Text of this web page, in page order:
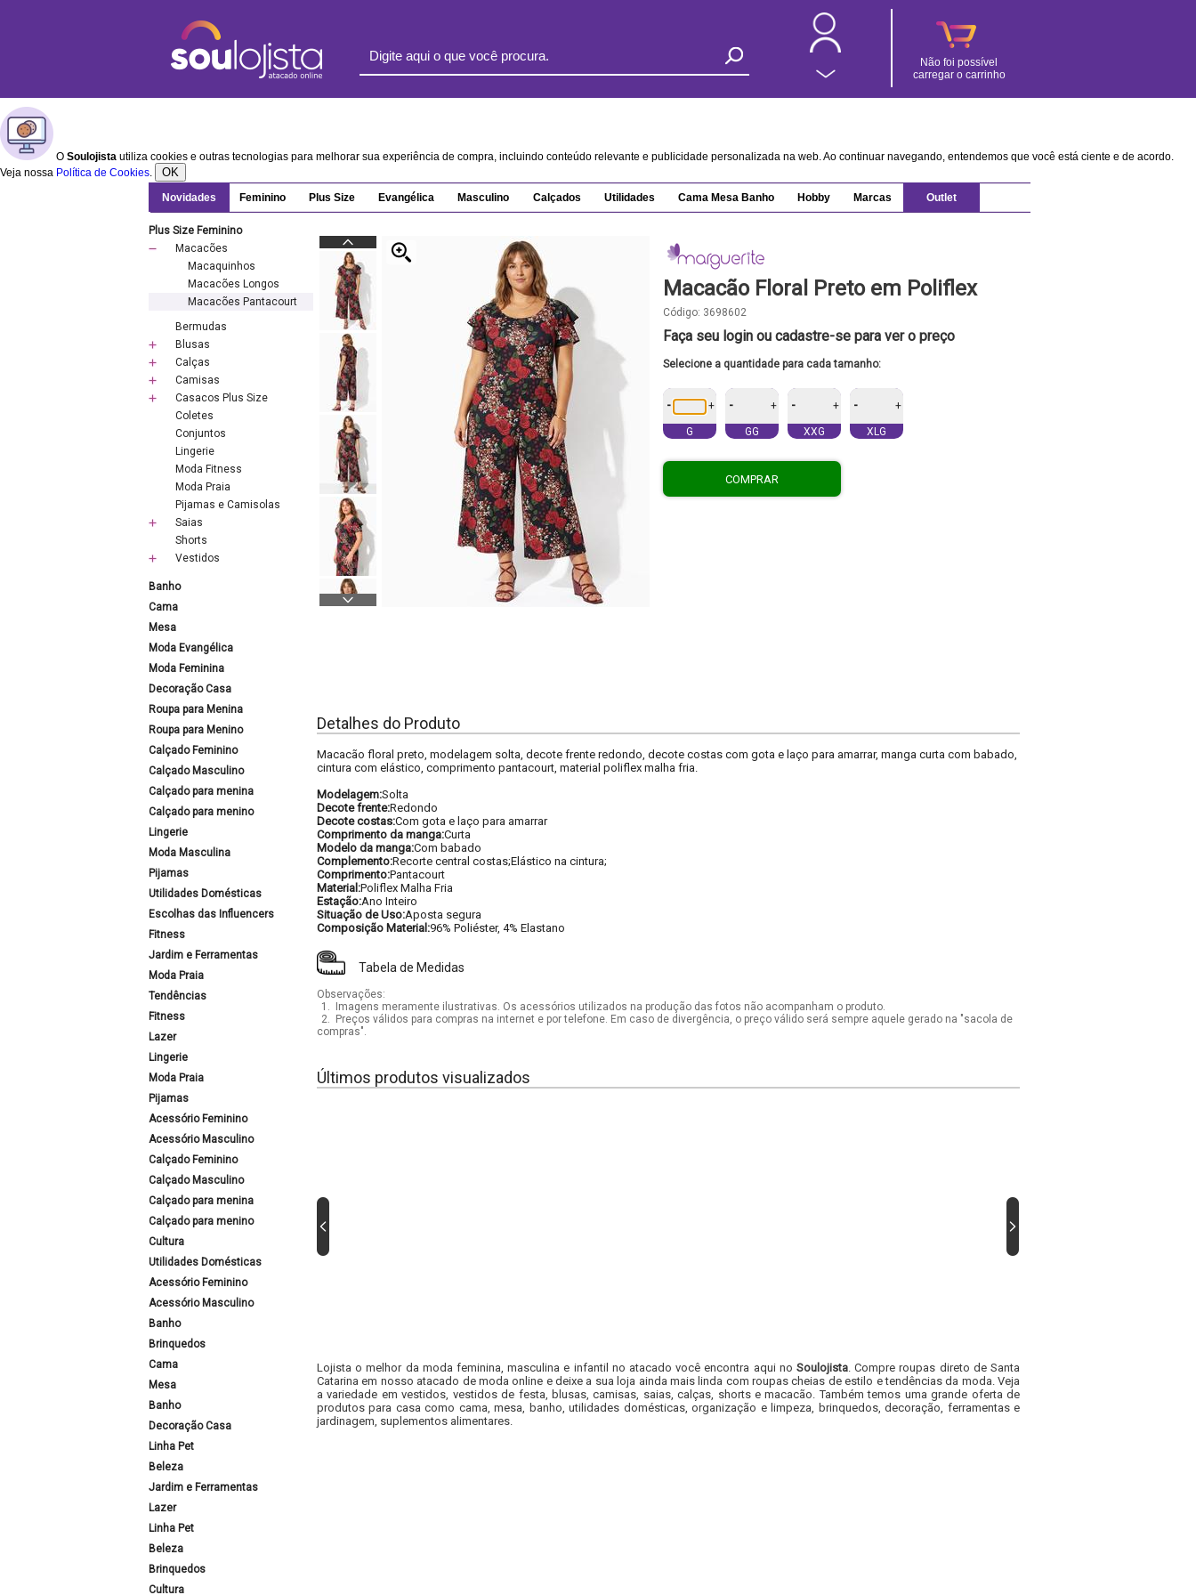
Não foi possível
carregar o carrinho
O Soulojista utiliza cookies e outras tecnologias para melhorar sua experiência de compra, incluindo conteúdo relevante e publicidade personalizada na web. Ao continuar navegando, entendemos que você está ciente e de acordo.
Veja nossa Política de Cookies. OK
Novidades Feminino Plus Size Evangélica Masculino Calçados Utilidades Cama Mesa Banho Hobby Marcas Outlet
Plus Size Feminino
Macacões
Macaquinhos
Macacões Longos
Macacões Pantacourt
Bermudas
Blusas
Calças
Camisas
Casacos Plus Size
Coletes
Conjuntos
Lingerie
Moda Fitness
Moda Praia
Pijamas e Camisolas
Saias
Shorts
Vestidos
Banho
Cama
Mesa
Moda Evangélica
Moda Feminina
Decoração Casa
Roupa para Menina
Roupa para Menino
Calçado Feminino
Calçado Masculino
Calçado para menina
Calçado para menino
Lingerie
Moda Masculina
Pijamas
Utilidades Domésticas
Escolhas das Influencers
Fitness
Jardim e Ferramentas
Moda Praia
Tendências
Fitness
Lazer
Lingerie
Moda Praia
Pijamas
Acessório Feminino
Acessório Masculino
Calçado Feminino
Calçado Masculino
Calçado para menina
Calçado para menino
Cultura
Utilidades Domésticas
Acessório Feminino
Acessório Masculino
Banho
Brinquedos
Cama
Mesa
Banho
Decoração Casa
Linha Pet
Beleza
Jardim e Ferramentas
Lazer
Linha Pet
Beleza
Brinquedos
Cultura
Macacão Floral Preto em Poliflex
Código: 3698602
Faça seu login ou cadastre-se para ver o preço
Selecione a quantidade para cada tamanho:
- +
G
- +
GG
- +
XXG
- +
XLG
COMPRAR
Detalhes do Produto
Macacão floral preto, modelagem solta, decote frente redondo, decote costas com gota e laço para amarrar, manga curta com babado,
cintura com elástico, comprimento pantacourt, material poliflex malha fria.
Modelagem:Solta
Decote frente:Redondo
Decote costas:Com gota e laço para amarrar
Comprimento da manga:Curta
Modelo da manga:Com babado
Complemento:Recorte central costas;Elástico na cintura;
Comprimento:Pantacourt
Material:Poliflex Malha Fria
Estação:Ano Inteiro
Situação de Uso:Aposta segura
Composição Material:96% Poliéster, 4% Elastano
Tabela de Medidas
Observações:
1.
Imagens meramente ilustrativas. Os acessórios utilizados na produção das fotos não acompanham o produto.
2.
Preços válidos para compras na internet e por telefone. Em caso de divergência, o preço válido será sempre aquele gerado na "sacola de
compras".
Últimos produtos visualizados
Lojista o melhor da moda feminina, masculina e infantil no atacado você encontra aqui no Soulojista. Compre roupas direto de Santa
Catarina em nosso atacado de moda online e deixe a sua loja ainda mais linda com roupas cheias de estilo e tendências da moda. Veja
a variedade em vestidos, vestidos de festa, blusas, camisas, saias, calças, shorts e macacão. Também temos uma grande oferta de
produtos para casa como cama, mesa, banho, utilidades domésticas, organização e limpeza, brinquedos, decoração, ferramentas e
jardinagem, suplementos alimentares.